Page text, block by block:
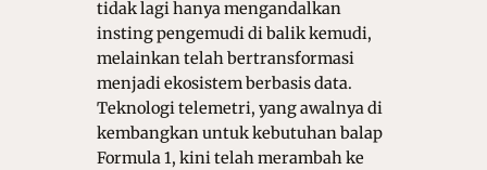
tidak lagi hanya mengandalkan
insting pengemudi di balik kemudi,
melainkan telah bertransformasi
menjadi ekosistem berbasis data.
Teknologi telemetri, yang awalnya di
kembangkan untuk kebutuhan balap
Formula 1, kini telah merambah ke